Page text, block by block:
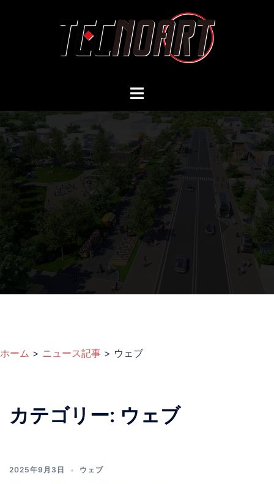
キ
ッ
ホーム > ニュース記事 > ウェブ
カテゴリー: ウェブ
2025年9月3日 ウェブ